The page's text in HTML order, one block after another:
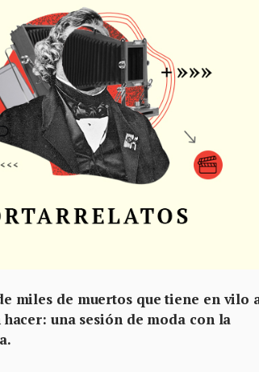
miles de muertos que tiene en vilo
una sesión de moda con la